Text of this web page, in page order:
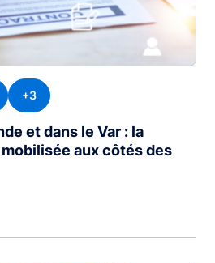
+3
et dans le Var : la
aux côtés des